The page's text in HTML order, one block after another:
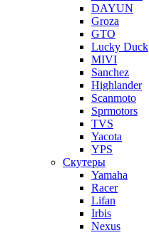
DAYUN
Groza
GTO
Lucky Duck
MIVI
Sanchez
Highlander
Scanmoto
Sprmotors
TVS
Yacota
YPS
Скутеры
Yamaha
Racer
Lifan
Irbis
Nexus